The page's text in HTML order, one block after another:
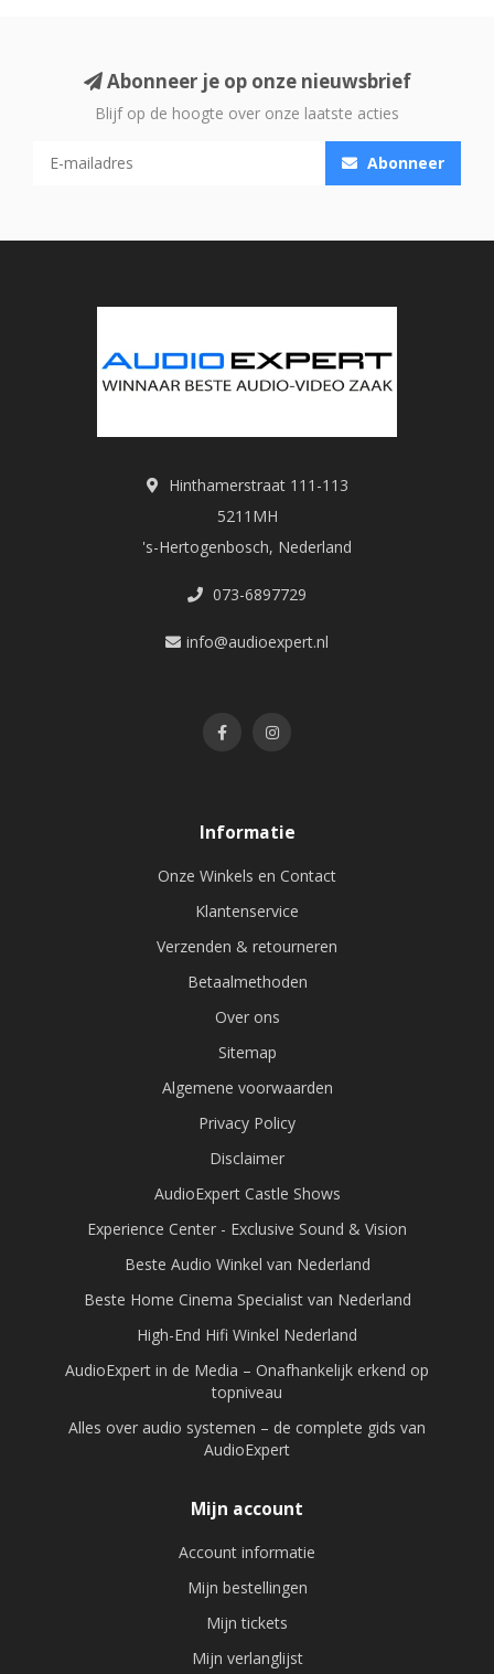
Abonneer je op onze nieuwsbrief
Blijf op de hoogte over onze laatste acties
Abonneer
Hinthamerstraat 111-113
5211MH
's-Hertogenbosch, Nederland
073-6897729
info@audioexpert.nl
Informatie
Onze Winkels en Contact
Klantenservice
Verzenden & retourneren
Betaalmethoden
Over ons
Sitemap
Algemene voorwaarden
Privacy Policy
Disclaimer
AudioExpert Castle Shows
Experience Center - Exclusive Sound & Vision
Beste Audio Winkel van Nederland
Beste Home Cinema Specialist van Nederland
High-End Hifi Winkel Nederland
AudioExpert in de Media – Onafhankelijk erkend op
topniveau
Alles over audio systemen – de complete gids van
AudioExpert
Mijn account
Account informatie
Mijn bestellingen
Mijn tickets
Mijn verlanglijst